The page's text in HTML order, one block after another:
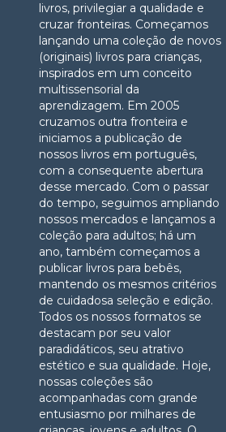
livros, privilegiar a qualidade e
cruzar fronteiras. Começamos
lançando uma coleção de novos
(originais) livros para crianças,
inspirados em um conceito
multissensorial da
aprendizagem. Em 2005
cruzamos outra fronteira e
iniciamos a publicação de
nossos livros em português,
com a consequente abertura
desse mercado. Com o passar
do tempo, seguimos ampliando
nossos mercados e lançamos a
coleção para adultos; há um
ano, também começamos a
publicar livros para bebês,
mantendo os mesmos critérios
de cuidadosa seleção e edição.
Todos os nossos formatos se
destacam por seu valor
paradidáticos, seu atrativo
estético e sua qualidade. Hoje,
nossas coleções são
acompanhadas com grande
entusiasmo por milhares de